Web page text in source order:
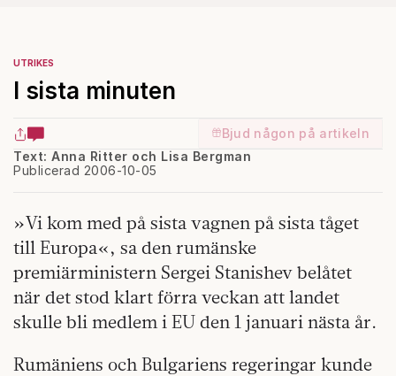
UTRIKES
I sista minuten
Bjud någon på artikeln
Text: Anna Ritter och Lisa Bergman
Publicerad 2006-10-05
»Vi kom med på sista vagnen på sista tåget
till Europa«, sa den rumänske
premiärministern Sergei Stanishev belåtet
när det stod klart förra veckan att landet
skulle bli medlem i EU den 1 januari nästa år.
Rumäniens och Bulgariens regeringar kunde